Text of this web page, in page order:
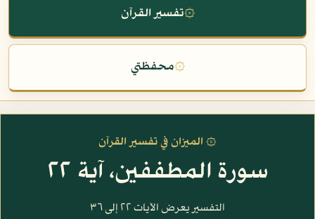
۞تفسير القرآن
۞محفظتي
۞ الميزان في تفسير القرآن
سورة المطففين، آية ٢٢
التفسير يعرض الآيات ٢٢ إلى ٣٦